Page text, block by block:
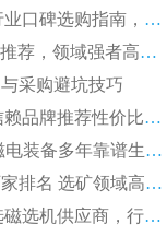
2026 滚筒式除铁永磁滚筒生产厂家推荐排名|行业口碑选购指南，领域强者源头厂商精选
2026磁选机公司排行榜选购指南|正规源头厂家推荐，领域强者高性价比靠谱信赖品牌
采购避坑技巧
2026 磁选机正规厂家排名选购指南|行业口碑信赖品牌推荐性价比高靠谱磁电企业
2026 矿山干式立式磁选机选型攻略 梳理深耕磁电装备多年靠谱生产厂商
2026干湿永磁矿山磁选机选型攻略 优质生产厂家排名 选矿领域高口碑品牌推荐指南
2026低耗湿式精​选磁选机厂家怎么选?湿式精选磁选机供应商，行业认可度较高生产厂家华体会手机网页版-华体会(中国) 全面解析